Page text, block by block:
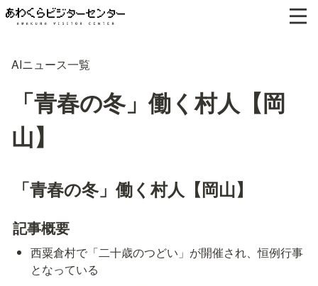
AIニュース一覧
「青春の冬」働く村人【岡
山】
「青春の冬」働く村人【岡山】
記事概要
西粟倉村で「二十歳のつどい」が開催され、恒例行事
となっている